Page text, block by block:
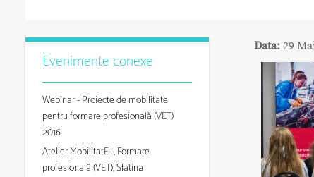
Evenimente conexe
Webinar - Proiecte de mobilitate
pentru formare profesională (VET)
2016
Atelier MobilitatE+, Formare
profesională (VET), Slatina
Data: 29